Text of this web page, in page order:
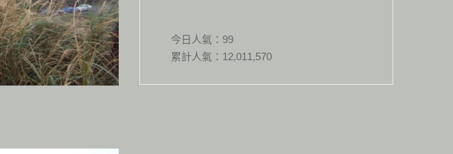
今日人氣： 99
累計人氣： 12,011,570